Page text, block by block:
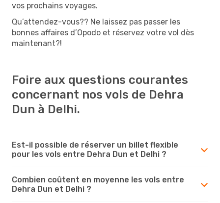
vos prochains voyages.
Qu’attendez-vous?? Ne laissez pas passer les
bonnes affaires d’Opodo et réservez votre vol dès
maintenant?!
Foire aux questions courantes
concernant nos vols de Dehra
Dun à Delhi.
Est-il possible de réserver un billet flexible
pour les vols entre Dehra Dun et Delhi ?
Combien coûtent en moyenne les vols entre
Dehra Dun et Delhi ?